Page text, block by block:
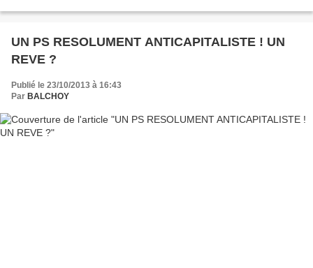
UN PS RESOLUMENT ANTICAPITALISTE ! UN
REVE ?
Publié le 23/10/2013 à 16:43
Par BALCHOY